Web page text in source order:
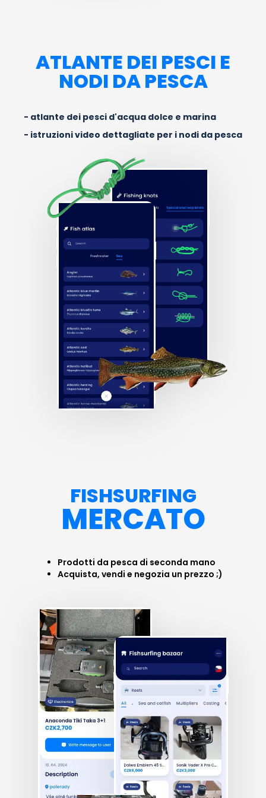
ATLANTE DEI PESCI E
NODI DA PESCA
atlante dei pesci d'acqua dolce e marina
istruzioni video dettagliate per i nodi da pesca
FISHSURFING
MERCATO
Prodotti da pesca di seconda mano
Acquista, vendi e negozia un prezzo ;)